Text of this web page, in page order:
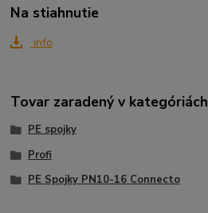
Na stiahnutie
info
Tovar zaradený v kategóriách
PE spojky
Profi
PE Spojky PN10-16 Connecto